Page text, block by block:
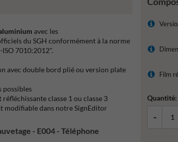
Film
Quantité:
-
avec les
du SGH conformément à la norme
7010:2012".
avec double bord plié ou version plate
possibles
classe 1 ou classe 3
modifiable dans notre SignEditor
- E004 - Téléphone